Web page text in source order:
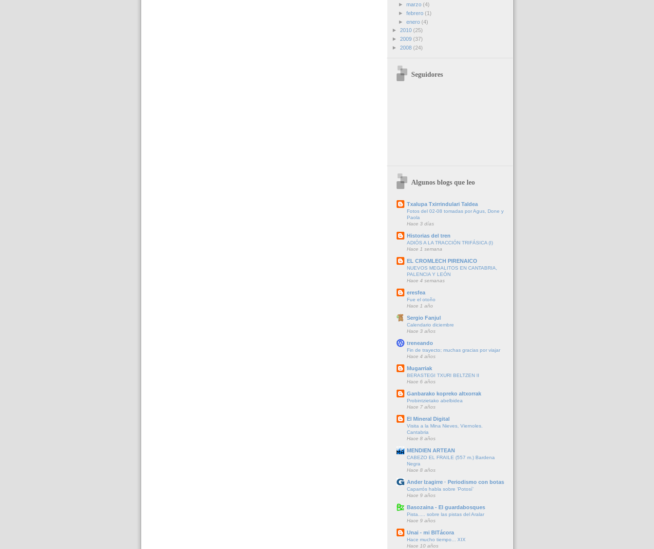
► marzo (4)
► febrero (1)
► enero (4)
► 2010 (25)
► 2009 (37)
► 2008 (24)
Seguidores
Algunos blogs que leo
Txalupa Txirrindulari Taldea
Fotos del 02-08 tomadas por Agus, Done y
Paola
Hace 3 días
Historias del tren
ADIÓS A LA TRACCIÓN TRIFÁSICA (I)
Hace 1 semana
EL CROMLECH PIRENAICO
NUEVOS MEGALITOS EN CANTABRIA,
PALENCIA Y LEÓN
Hace 4 semanas
eresfea
Fue el otoño
Hace 1 año
Sergio Fanjul
Calendario diciembre
Hace 3 años
treneando
Fin de trayecto; muchas gracias por viajar
Hace 4 años
Mugarriak
BERASTEGI TXURI BELTZEN II
Hace 6 años
Ganbarako kopreko altxorrak
Probintzietako abelbidea
Hace 7 años
El Mineral Digital
Visita a la Mina Nieves, Viernoles.
Cantabria
Hace 8 años
MENDIEN ARTEAN
CABEZO EL FRAILE (557 m.) Bardena
Negra
Hace 8 años
Ander Izagirre · Periodismo con botas
Caparrós habla sobre ‘Potosí’
Hace 9 años
Basozaina - El guardabosques
Pista..... sobre las pistas del Aralar
Hace 9 años
Unai - mi BITácora
Hace mucho tiempo... XIX
Hace 10 años